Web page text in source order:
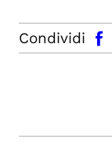
Condividi
facebook